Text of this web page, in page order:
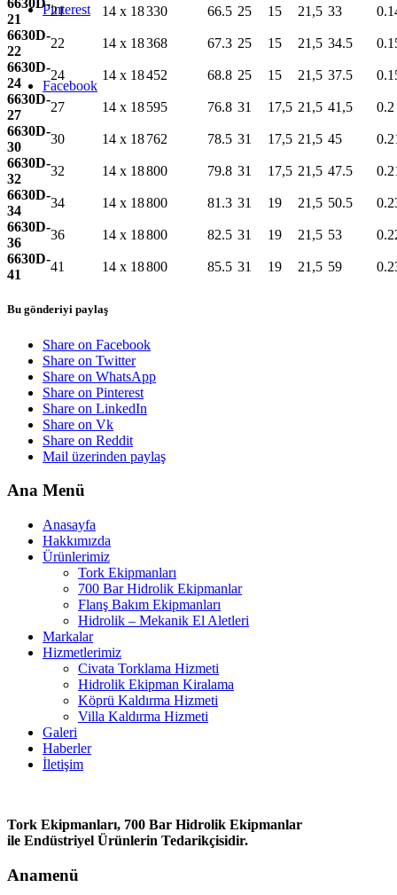
Pinterest
Facebook
6630D-
21
21 14 x 18330 66.5 25 15 21,5 33
6630D-
22
22 14 x 18368 67.3 25 15 21,5 34.5
6630D-
24
24 14 x 18452 68.8 25 15 21,5 37.5
6630D-
27
27 14 x 18595 76.8 31 17,5 21,5 41,5
0.2
6630D-
30
30 14 x 18762 78.5 31 17,5 21,5 45
6630D-
32
32 14 x 18800 79.8 31 17,5 21,5 47.5
6630D-
34
34 14 x 18800 81.3 31 19 21,5 50.5
6630D-
36
36 14 x 18800 82.5 31 19 21,5 53
6630D-
41
41 14 x 18800 85.5 31 19 21,5 59
Bu gönderiyi paylaş
Share on Facebook
Share on Twitter
Share on WhatsApp
Share on Pinterest
Share on LinkedIn
Share on Vk
Share on Reddit
Mail üzerinden paylaş
Ana Menü
Anasayfa
Hakkımızda
Ürünlerimiz
Tork Ekipmanları
700 Bar Hidrolik Ekipmanlar
Flanş Bakım Ekipmanları
Hidrolik – Mekanik El Aletleri
Markalar
Hizmetlerimiz
Civata Torklama Hizmeti
Hidrolik Ekipman Kiralama
Köprü Kaldırma Hizmeti
Villa Kaldırma Hizmeti
Galeri
Haberler
İletişim
Tork Ekipmanları, 700 Bar Hidrolik Ekipmanlar
ile Endüstriyel Ürünlerin Tedarikçisidir.
Anamenü